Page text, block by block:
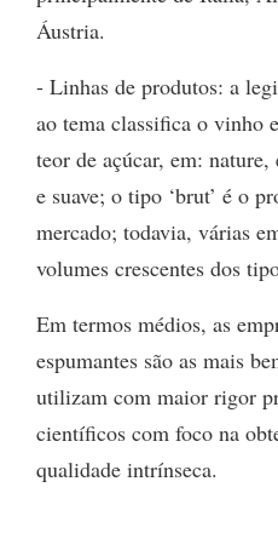
Áustria.
- Linhas de produtos: a
ao tema classifica o vinho
teor de açúcar, em:
e suave; o tipo ‘brut’ é o
mercado; todavia, várias
volumes crescentes dos
Em termos médios, as
espumantes são as mais
utilizam com maior rigor
científicos com foco na
qualidade intrínseca.